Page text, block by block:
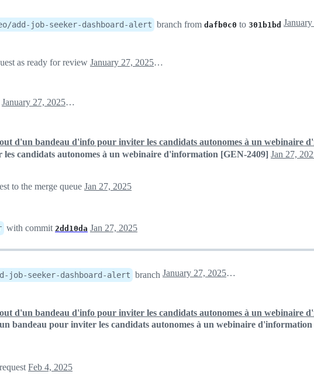
add-job-seeker-dashboard-alert branch from dafb0c0 to 301b1bd
as ready for review January 27, 2025 09:50
January 27, 2025 09:50
d'un bandeau d'info pour inviter les candidats autonomes à un webinaire
candidats autonomes à un webinaire d'information [GEN-2409] Jan 27,
to the merge queue Jan 27, 2025
with commit 2dd10da Jan 27, 2025
job-seeker-dashboard-alert branch January 27, 2025 10:09
d'un bandeau d'info pour inviter les candidats autonomes à un webinaire
bandeau pour inviter les candidats autonomes à un webinaire
Feb 4, 2025